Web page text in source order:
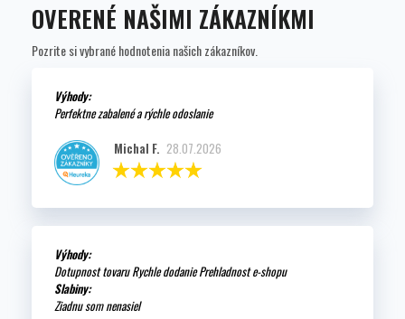
OVERENÉ NAŠIMI ZÁKAZNÍKMI
Pozrite si vybrané hodnotenia našich zákazníkov.
Výhody:
Perfektne zabalené a rýchle odoslanie
Michal F. 28.07.2026
Výhody:
Dotupnost tovaru Rychle dodanie Prehladnost e-shopu
Slabiny:
Ziadnu som nenasiel